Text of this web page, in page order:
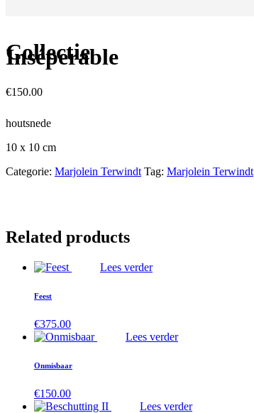
Collectie
Inséperable
€150.00
houtsnede
10 x 10 cm
Categorie: Marjolein Terwindt Tag: Marjolein Terwindt
Related products
Lees verder
Feest
€375.00
Lees verder
Onmisbaar
€150.00
Lees verder